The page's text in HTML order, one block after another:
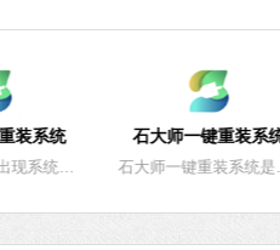
石大师一键重装系统
石大师一键重装系统是一款好用的电脑系统重装工具，功能丰富强大，操作简单易上手，适合所有用户使用，重装小白也能轻松学会，拥有多种重装模式，可以任用户选择，各个版本的系统都能一键安装，有需要的用户快来下载体验吧。
软件大小：167.78 MB
软件语言：简体中文